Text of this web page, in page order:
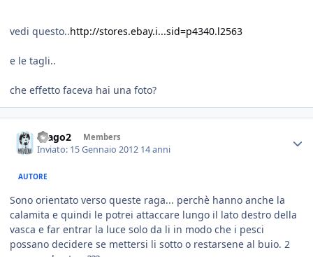
vedi questo..http://stores.ebay.i...sid=p4340.l2563
e le tagli..
che effetto faceva hai una foto?
drago2 Members
Inviato: 15 Gennaio 2012 14 anni
AUTORE
Sono orientato verso queste raga... perchè hanno anche la
calamita e quindi le potrei attaccare lungo il lato destro della
vasca e far entrar la luce solo da li in modo che i pesci
possano decidere se mettersi li sotto o restarsene al buio. 2